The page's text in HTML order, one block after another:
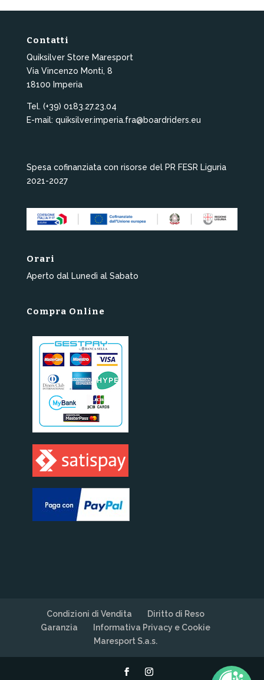
Contatti
Quiksilver Store Maresport
Via Vincenzo Monti, 8
18100 Imperia
Tel. (+39) 0183.27.23.04
E-mail: quiksilver.imperia.fra@boardriders.eu
Spesa cofinanziata con risorse del PR FESR Liguria
2021-2027
Orari
Aperto dal Lunedì al Sabato
Compra Online
Condizioni di Vendita
Diritto di Reso
Garanzia
Informativa Privacy e Cookie
Maresport S.a.s.